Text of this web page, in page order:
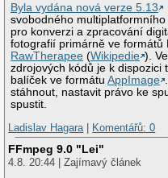
Byla vydána nová verze 5.13
svobodného multiplatformního
pro konverzi a zpracování
fotografií primárně ve formátů
RawTherapee (Wikipedie ).
zdrojových kódů je k dispozici
balíček ve formátuAppImage
stáhnout, nastavit právo ke
spustit.
Ladislav Hagara| Komentářů: 0
FFmpeg 9.0 "Lei"
4.8. 20:44 | Zajímavý článek